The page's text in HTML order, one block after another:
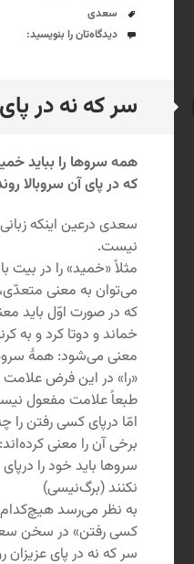
برچسب‌ها
سعدی
دیدگاه‌ها
دیدگاه‌تان را بنویسید:
سر که نه دراستاندارد
همه سروها را بباید
که در پای آن سروبالا
سعدی درعین اینکه
نیست.
مثلاً «خمید» را در بیت
می‌توان به معنی
که در صورت اوّل باید
خماند و دوتا کرد و به
معنی می‌شود: همۀ
«را» در این فرض علامت
طبعاً علامت مفعول
امّا درپای کسی رفتن را
برخی آن را معنی
سروها باید خود را
نکنند (برگ‌نیسی)
به نظر می‌رسد
کسی رفتن» در سخن
سر که نه در پای عزیزان